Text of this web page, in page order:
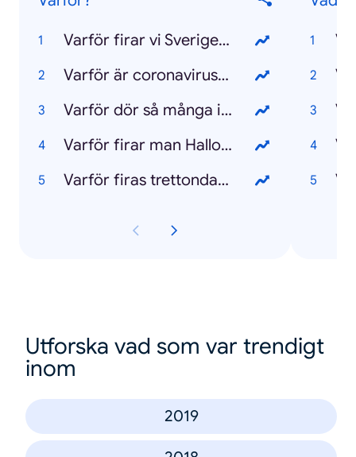
Varför firar vi Sveriges nationaldag?
Varför är coronaviruset farligt?
Varför dör så många i Italien?
Varför firar man Halloween?
Varför firas trettondagen?
Utforska vad som var trendigt
inom
2019